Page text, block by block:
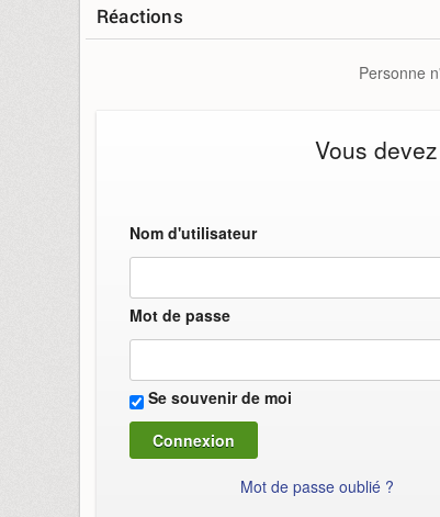
Réactions
Personne
Vous
Nom d'utilisateur
Mot de passe
Se souvenir de moi
Mot de passe oublié ?